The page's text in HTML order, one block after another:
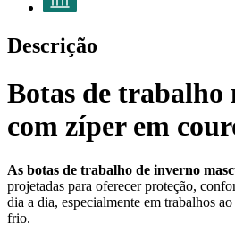
Descrição
Botas de trabalho
com zíper em
As botas de trabalho de inverno
projetadas para oferecer proteção,
dia a dia, especialmente em trabalhos
frio.